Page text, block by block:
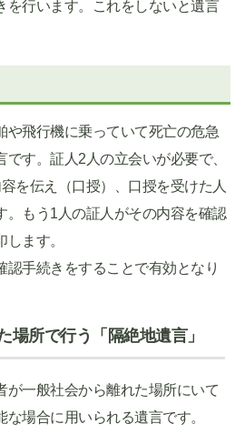
を行います。これをしないと遺言
や飛行機に乗っていて死亡の危急
す。証人2人の立会いが必要で、
を伝え（口授）、口授を受けた人
。もう1人の証人がその内容を確認
ます。
認手続きをすることで有効となり
場所で行う「隔絶地遺言」
が一般社会から離れた場所にいて
場合に用いられる遺言です。